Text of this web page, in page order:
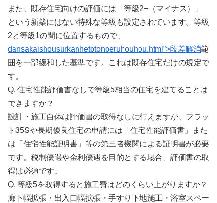
また、既存住宅向けの評価には「等級2−（マイナス）」
という新築にはない特殊な等級も設定されています。等級
2と等級1の間に位置するもので、
dansakaishousurkanhetotonoeruhouhou.html”>段差解消範
囲を一部緩和した基準です。これは既存住宅だけの規定で
す。
Q. 住宅性能評価書なしで等級5相当の住宅を建てることは
できますか？
設計・施工自体は評価書の取得なしに行えますが、フラッ
ト35Sや長期優良住宅の申請には「住宅性能評価書」また
は「住宅性能証明書」等の第三者機関による証明書が必要
です。税制優遇や金利優遇を目的とする場合、評価書の取
得は必須です。
Q. 等級5を取得すると施工費はどのくらい上がりますか？
廊下幅拡張・出入口幅拡張・手すり下地施工・浴室スペー